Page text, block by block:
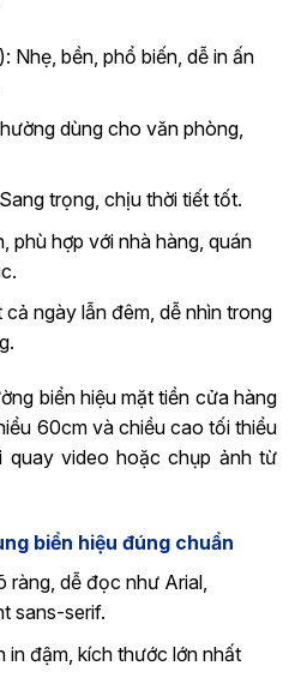
Nhẹ, bền, phổ biến, dễ in ấn
dùng cho văn phòng,
trọng, chịu thời tiết tốt.
phù hợp với nhà hàng, quán
ngày lẫn đêm, dễ nhìn trong
biển hiệu mặt tiền cửa hàng
60cm và chiều cao tối thiểu
video hoặc chụp ảnh từ
biển hiệu đúng chuẩn
ràng, dễ đọc như Arial,
sans-serif.
in đậm, kích thước lớn nhất